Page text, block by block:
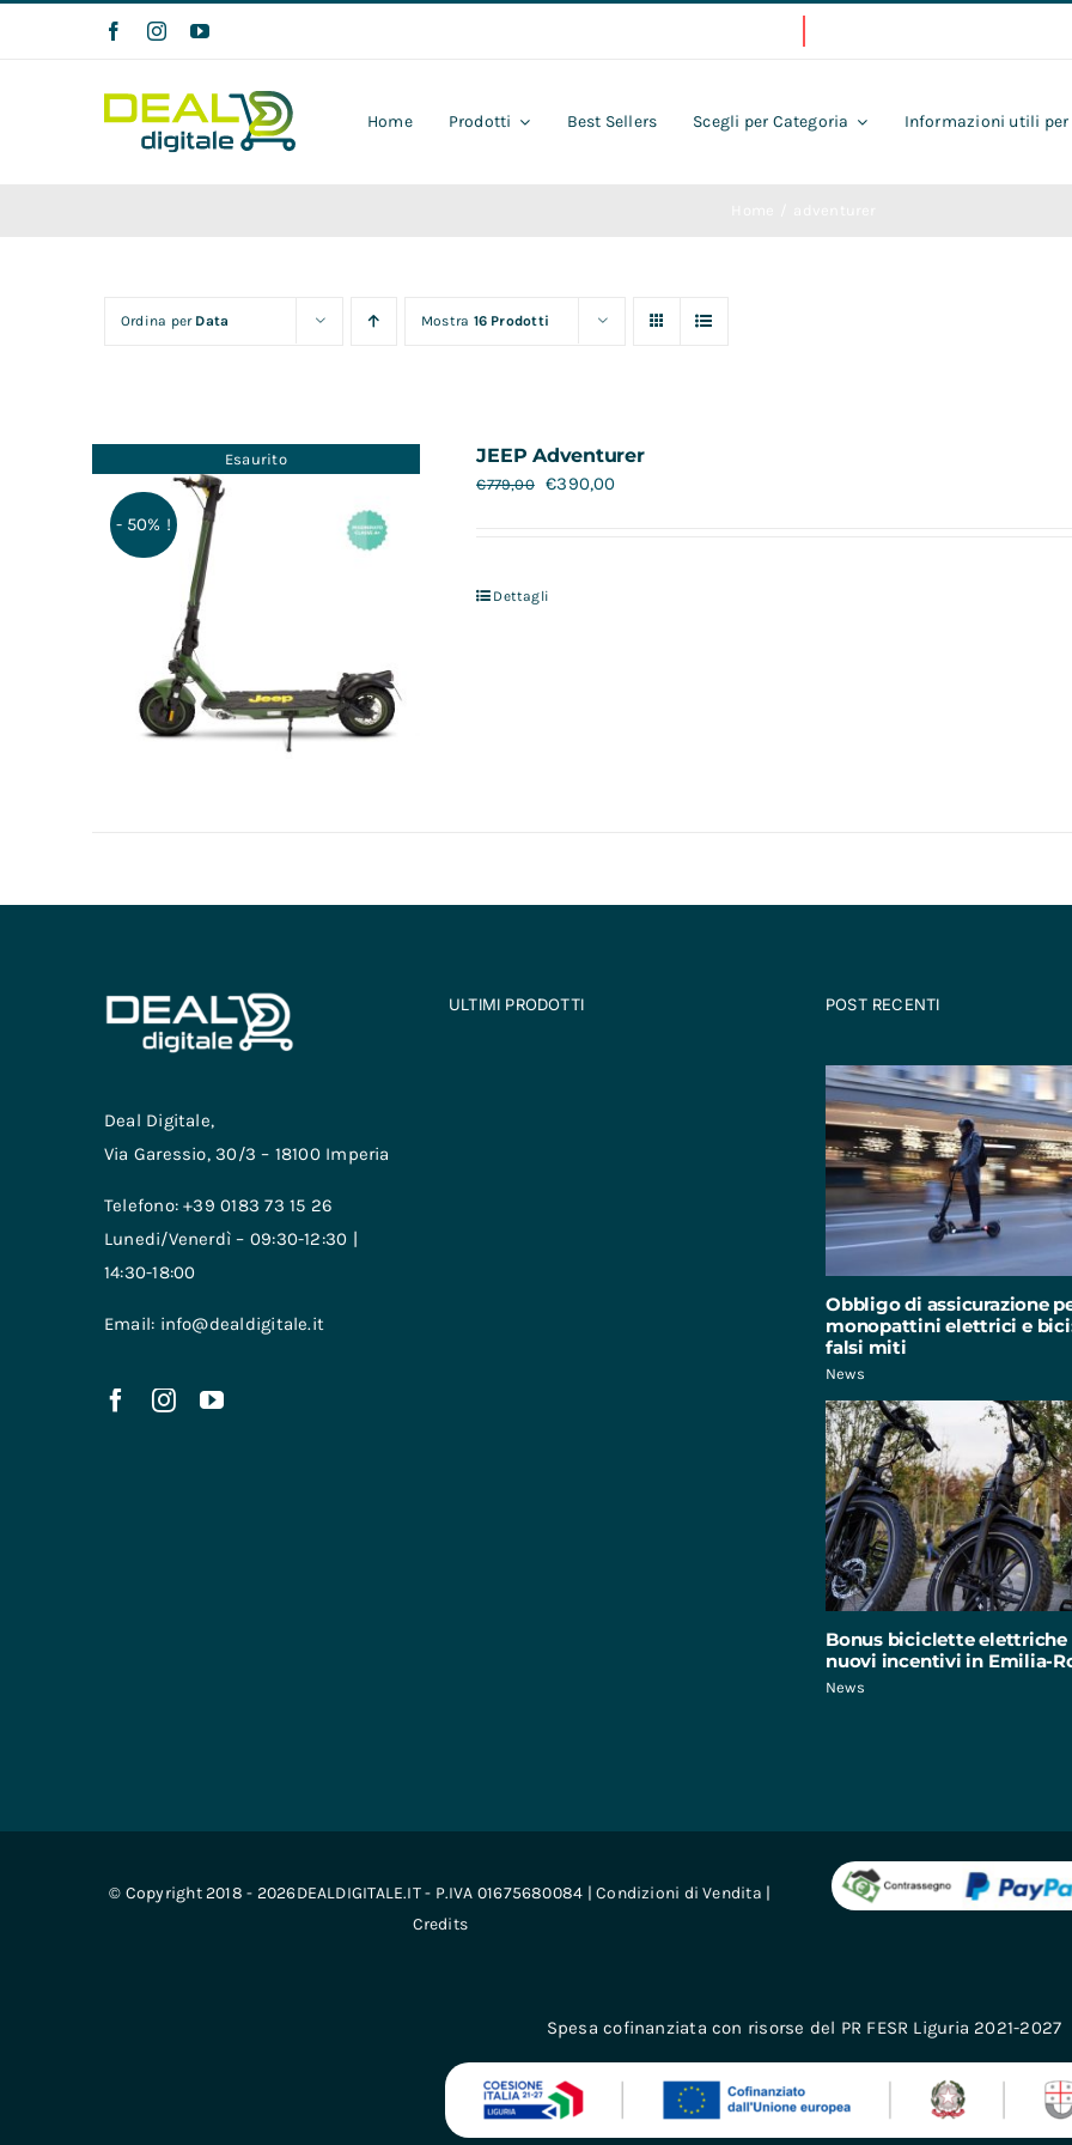
Home Prodotti Best Sellers Scegli per Categoria Informazioni utili per
Ordina per Data Mostra 16 Prodotti
Esaurito
- 50% !
JEEP Adventurer
€779,00 €390,00
Dettagli
Deal Digitale,
Via Garessio, 30/3 – 18100 Imperia
Telefono: +39 0183 73 15 26
Lunedi/Venerdì – 09:30-12:30 |
14:30-18:00
Email: info@dealdigitale.it
ULTIMI PRODOTTI POST RECENTI
Obbligo di assicurazione
monopattini elettrici e
falsi miti
News
Bonus biciclette elettriche
nuovi incentivi in Emilia-
News
© Copyright 2018 - 2026DEALDIGITALE.IT - P.IVA 01675680084 |Condizioni di Vendita |
Credits
Spesa cofinanziata con risorse del PR FESR Liguria 2021-2027